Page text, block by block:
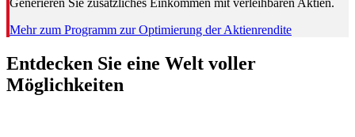
Generieren Sie zusätzliches Einkommen mit verleihbaren Aktien.
Mehr zum Programm zur Optimierung der Aktienrendite
Entdecken Sie eine Welt voller
Möglichkeiten